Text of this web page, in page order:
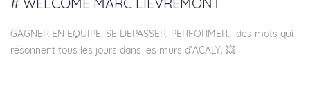
# WELCOME MARC LIEVREMONT
GAGNER EN EQUIPE, SE DEPASSER, PERFORMER… des mots qui
résonnent tous les jours dans les murs d’ACALY. 💥